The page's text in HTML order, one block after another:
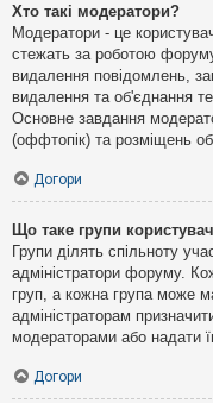
Хто такі модератори?
Модератори - це
стежать за роботою
видалення повідомлень,
видалення та об'єднання
Основне завдання
(оффтопік) та розміщень
Догори
Що таке групи
Групи ділять спільноту
адміністратори форуму.
груп, а кожна група може
адміністраторам
модераторами або надати
Догори